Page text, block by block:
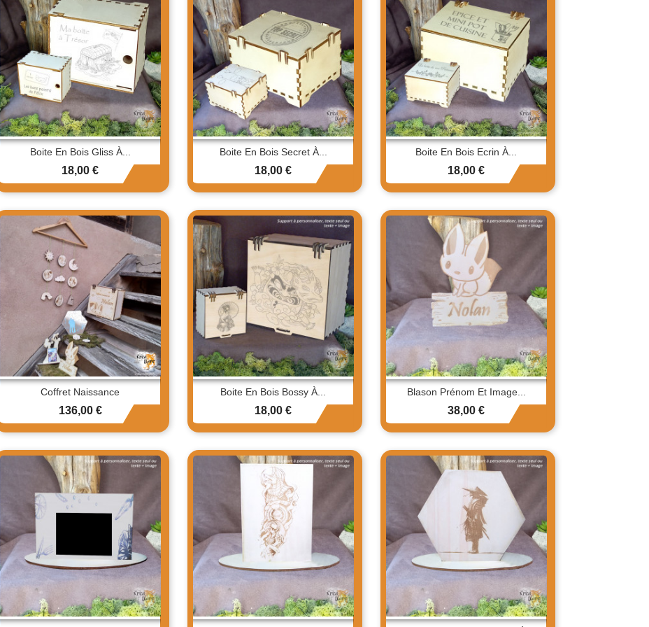
Boite En Bois Gliss À...
Prix
18,00 €
Boite En Bois Secret À...
Prix
18,00 €
Boite En Bois Ecrin À...
Prix
18,00 €
Coffret Naissance
Prix
136,00 €
Boite En Bois Bossy À...
Prix
18,00 €
Blason Prénom Et Image...
Prix
38,00 €